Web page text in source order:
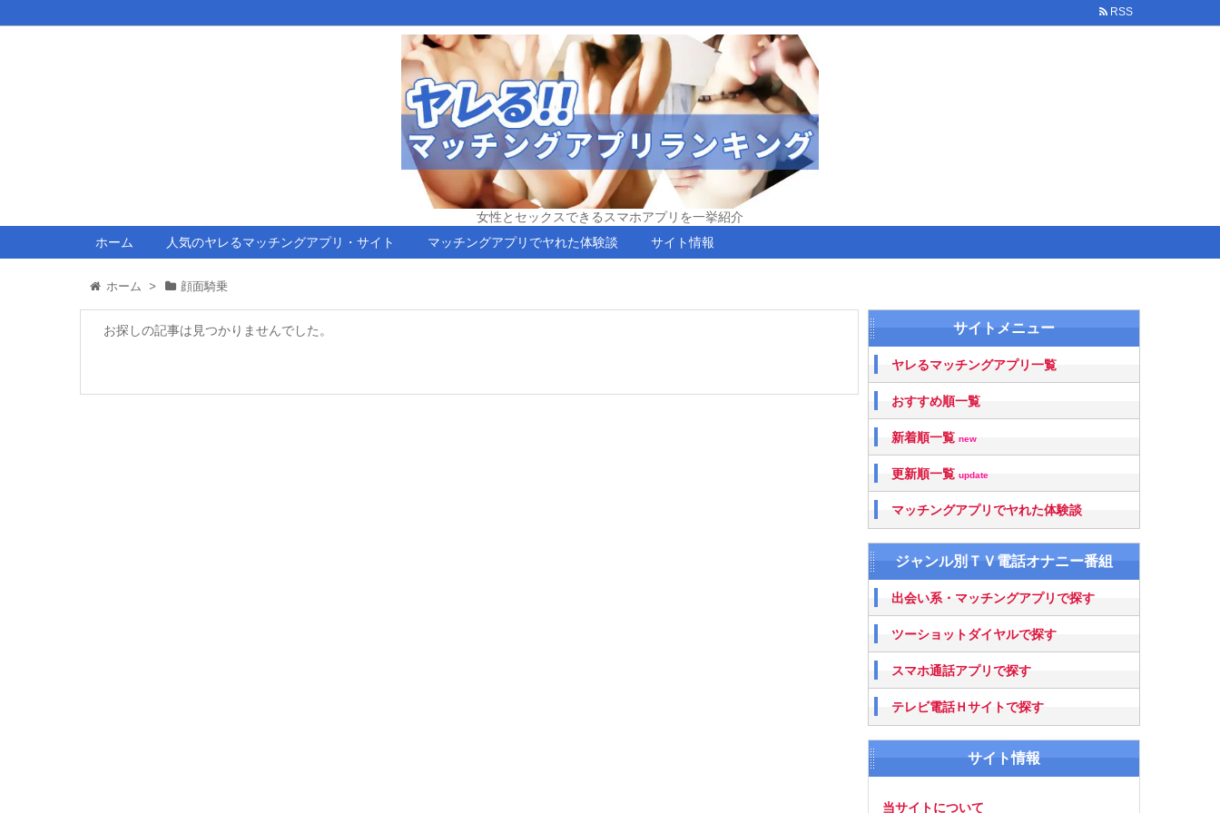
女性とセックスできるスマホアプリを一挙紹介
ホーム
人気のヤレるマッチングアプリ・サイト マッチングアプリでヤれた体験談 サイト情報
RSS
ホーム > 顔面騎乗
お探しの記事は見つかりませんでした。 サイトメニュー
ヤレるマッチングアプリ一覧
おすすめ順一覧
新着順一覧 new
更新順一覧 update
マッチングアプリでヤれた体験談
ジャンル別ＴＶ電話オナニー番組
出会い系・マッチングアプリで探す
ツーショットダイヤルで探す
スマホ通話アプリで探す
テレビ電話Ｈサイトで探す
サイト情報
当サイトについて